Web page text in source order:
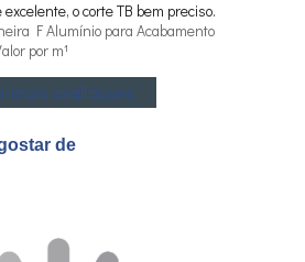
o corte TB bem preciso.
F Alumínio para Acabamento
por m¹
mais avaliações
de